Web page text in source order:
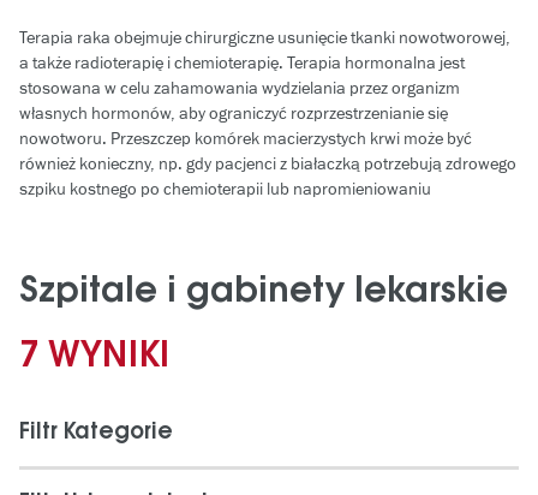
Terapia raka obejmuje chirurgiczne usunięcie tkanki nowotworowej,
a także radioterapię i chemioterapię. Terapia hormonalna jest
stosowana w celu zahamowania wydzielania przez organizm
własnych hormonów, aby ograniczyć rozprzestrzenianie się
nowotworu. Przeszczep komórek macierzystych krwi może być
również konieczny, np. gdy pacjenci z białaczką potrzebują zdrowego
szpiku kostnego po chemioterapii lub napromieniowaniu
Szpitale i gabinety lekarskie
7 WYNIKI
Filtr Kategorie